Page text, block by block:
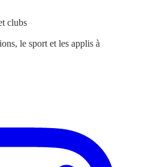
clubs
le sport et les applis à